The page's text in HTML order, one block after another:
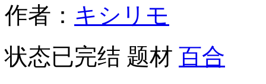
作者： キシリモ
状态已完结 题材 百合